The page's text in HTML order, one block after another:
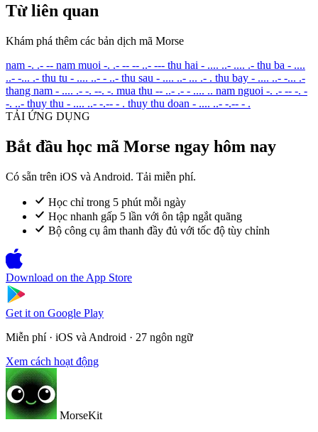
Từ liên quan
Khám phá thêm các bản dịch mã Morse
nam -. .- -- nam muoi -. .- -- -- ..- --- thu hai - .... ..- .... .- thu ba - ....
..- -... .- thu tu - .... ..- - ..- thu sau - .... ..- ... .- . thu bay - .... ..- -... .-
thang nam - .... .- -. --. -. mua thu -- ..- .- - .... .. nam nguoi -. .- -- -. -
-. ..- thuy thu - .... ..- -.-- - . thuy thu doan - .... ..- -.-- - .
TẢI ỨNG DỤNG
Bắt đầu học mã Morse ngay hôm nay
Có sẵn trên iOS và Android. Tải miễn phí.
Học chỉ trong 5 phút mỗi ngày
Học nhanh gấp 5 lần với ôn tập ngắt quãng
Bộ công cụ âm thanh đầy đủ với tốc độ tùy chỉnh
Download on the App Store
Get it on Google Play
Miễn phí · iOS và Android · 27 ngôn ngữ
Xem cách hoạt động
MorseKit